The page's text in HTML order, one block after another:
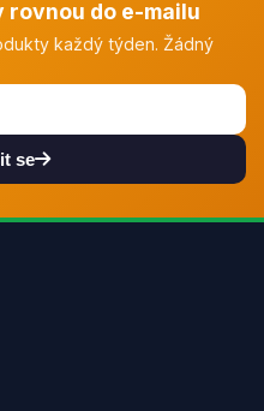
rovnou do e-mailu
každý týden. Žádný
se